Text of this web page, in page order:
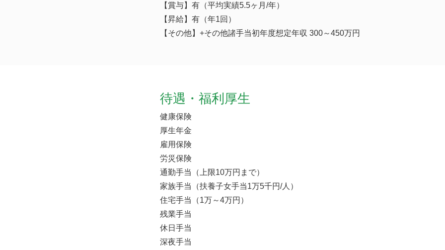
【賞与】有（平均実績5.5ヶ月/年）
【昇給】有（年1回）
【その他】+その他諸手当初年度想定年収 300～450万円
待遇・福利厚生
健康保険
厚生年金
雇用保険
労災保険
通勤手当（上限10万円まで）
家族手当（扶養子女手当1万5千円/人）
住宅手当（1万～4万円）
残業手当
休日手当
深夜手当